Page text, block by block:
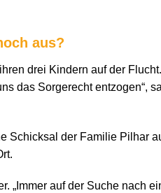
aus?
drei Kindern auf der
das Sorgerecht entzogen“,
Schicksal der Familie Pilhar
„Immer auf der Suche nach